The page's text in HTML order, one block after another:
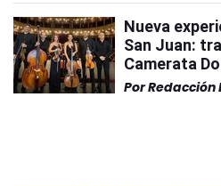
Nueva
San Juan:
Camerata
PorRedacción